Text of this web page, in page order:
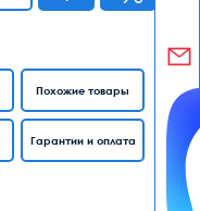
Похожие товары
Гарантии и оплата